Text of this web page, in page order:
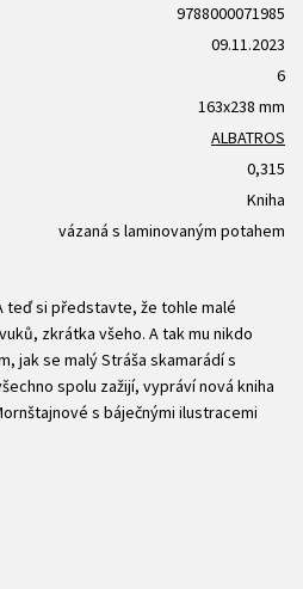
9788000071985
09.11.2023
6
163x238 mm
ALBATROS
0,315
Kniha
vázaná s laminovaným potahem
teď si představte, že tohle malé
zkrátka všeho. A tak mu nikdo
jak se malý Stráša skamarádí s
spolu zažijí, vypráví nová kniha
s báječnými ilustracemi